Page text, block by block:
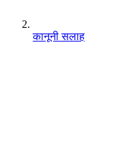
कानूनी सलाह